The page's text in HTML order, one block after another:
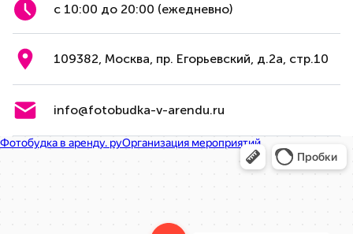
с 10:00 до 20:00 (ежедневно)
109382, Москва, пр. Егорьевский, д.2а, стр.10
info@fotobudka-v-arendu.ru